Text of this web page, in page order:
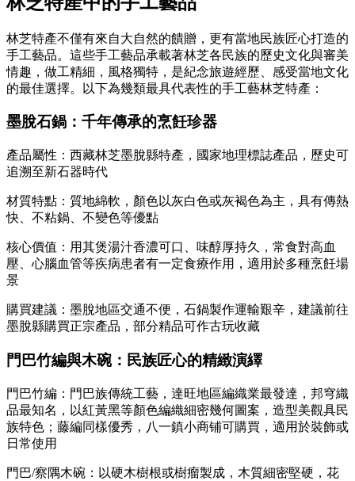
林芝特產不僅有來自大自然的饋贈，更有當地民族匠心打造的
手工藝品。這些手工藝品承載著林芝各民族的歷史文化與審美
情趣，做工精細，風格獨特，是紀念旅遊經歷、感受當地文化
的最佳選擇。以下為幾類最具代表性的手工藝林芝特產：
墨脫石鍋：千年傳承的烹飪珍器
產品屬性：西藏林芝墨脫縣特產，國家地理標誌產品，歷史可
追溯至新石器時代
材質特點：質地綿軟，顏色以灰白色或灰褐色為主，具有傳熱
快、不粘鍋、不變色等優點
核心價值：用其煲湯汁香濃可口、味醇厚持久，常食對高血
壓、心腦血管等疾病患者有一定食療作用，適用於多種烹飪場
景
購買建議：墨脫地區交通不便，石鍋製作運輸艱辛，建議前往
墨脫縣購買正宗產品，部分精品可作古玩收藏
門巴竹編與木碗：民族匠心的精緻演繹
門巴竹編：門巴族傳統工藝，達旺地區編織業最發達，邦穹織
品最知名，以紅黃黑等顏色編織細密幾何圖案，造型美觀具民
族特色；藤編同樣優秀，八一鎮小商铺可購買，適用於裝飾或
日常使用
門巴/察隅木碗：以硬木樹根或樹瘤製成，木質細密堅硬，花